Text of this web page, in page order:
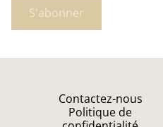
S'abonner
Contactez-nous
Politique de